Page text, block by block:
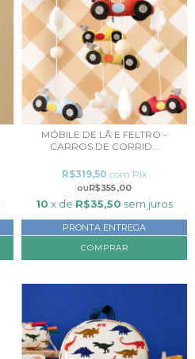
MÓBILE DE LÃ E FELTRO -
CARROS DE CORRID...
R$355,00
R$319,50 com Pix
10 x de R$35,50 sem juros
PRONTA ENTREGA
COMPRAR